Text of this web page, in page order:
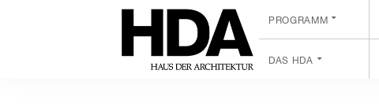
PROGRAMM
DAS HDA